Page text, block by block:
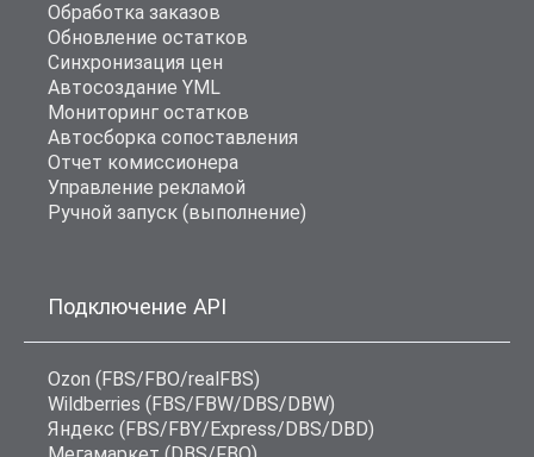
Обработка заказов
Обновление остатков
Синхронизация цен
Автосоздание YML
Мониторинг остатков
Автосборка сопоставления
Отчет комиссионера
Управление рекламой
Ручной запуск (выполнение)
Подключение API
Ozon (FBS/FBO/realFBS)
Wildberries (FBS/FBW/DBS/DBW)
Яндекс (FBS/FBY/Express/DBS/DBD)